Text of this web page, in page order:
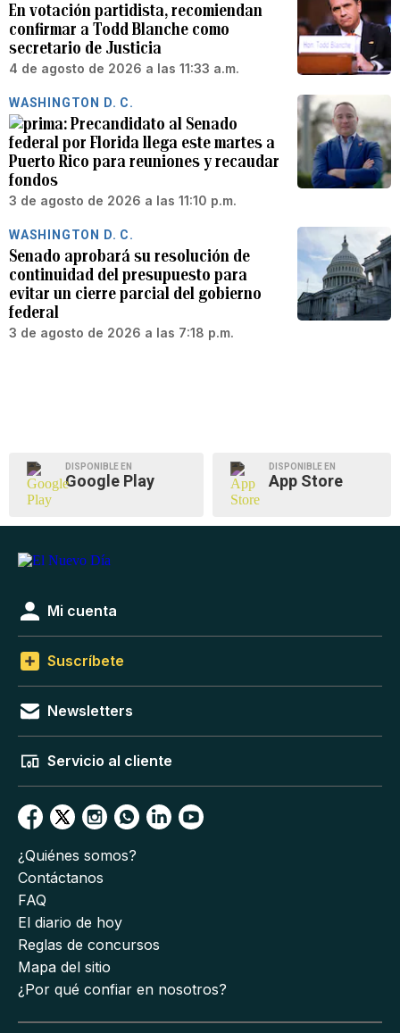
En votación partidista, recomiendan
confirmar a Todd Blanche como
secretario de Justicia
4 de agosto de 2026 a las 11:33 a.m.
WASHINGTON D. C.
Precandidato al Senado
federal por Florida llega este martes a
Puerto Rico para reuniones y recaudar
fondos
3 de agosto de 2026 a las 11:10 p.m.
WASHINGTON D. C.
Senado aprobará su resolución de
continuidad del presupuesto para
evitar un cierre parcial del gobierno
federal
3 de agosto de 2026 a las 7:18 p.m.
DISPONIBLE EN
Google Play
DISPONIBLE EN
App Store
Mi cuenta
Suscríbete
Newsletters
Servicio al cliente
¿Quiénes somos?
Contáctanos
FAQ
El diario de hoy
Reglas de concursos
Mapa del sitio
¿Por qué confiar en nosotros?